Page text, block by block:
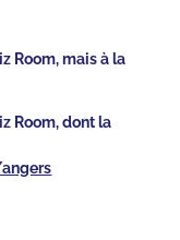
Room, mais à la
Room, dont la